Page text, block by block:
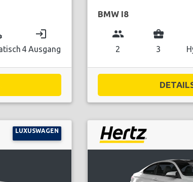
login
4 Ausgang
BMW I8
group
2
business_center
3
LUXUSWAGEN